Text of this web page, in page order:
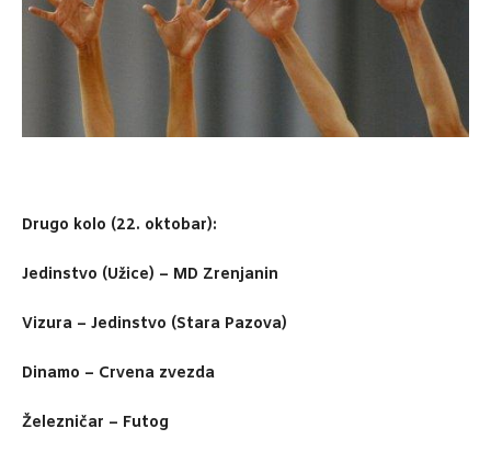
Drugo kolo (22. oktobar):
Jedinstvo (Užice) – MD Zrenjanin
Vizura – Jedinstvo (Stara Pazova)
Dinamo – Crvena zvezda
Železničar – Futog